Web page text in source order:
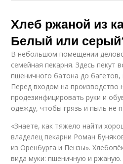
Хлеб ржаной из
Белый или
В небольшом помещении
семейная пекарня. Здесь пекут
пшеничного батона до багетов,
Перед входом на производство
продезинфицировать руки и
одежду, чтобы грязь и пыль не
«Знаете, как тяжело найти
владелец пекарни Роман
из Оренбурга и Пензы».
вида муки: пшеничную и ржаную.